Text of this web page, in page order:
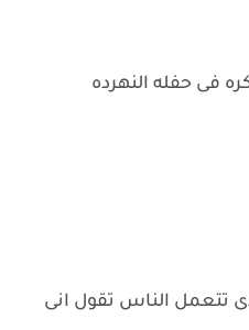
فى حفله النهرده
تتعمل الناس تقول انى